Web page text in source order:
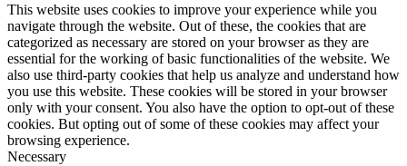
This website uses cookies to improve your experience while you
navigate through the website. Out of these, the cookies that are
categorized as necessary are stored on your browser as they are
essential for the working of basic functionalities of the website. We
also use third-party cookies that help us analyze and understand how
you use this website. These cookies will be stored in your browser
only with your consent. You also have the option to opt-out of these
cookies. But opting out of some of these cookies may affect your
browsing experience.
Necessary